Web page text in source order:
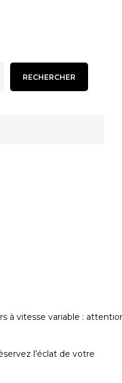
RECHERCHER
à vitesse variable :
l’éclat de votre